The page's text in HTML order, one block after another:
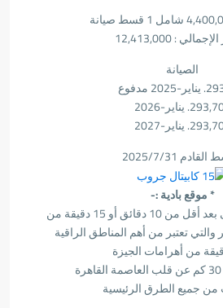
: 12,413,000
الصيانة
مدفوع
يناير-2026
يناير-2027
2025/7/31
* موقع بادية :-
يقع مشروع بادية على بعد أقل من 10 دقائق أو 15 دقيقة من
من جميع الطرق الرئيسية